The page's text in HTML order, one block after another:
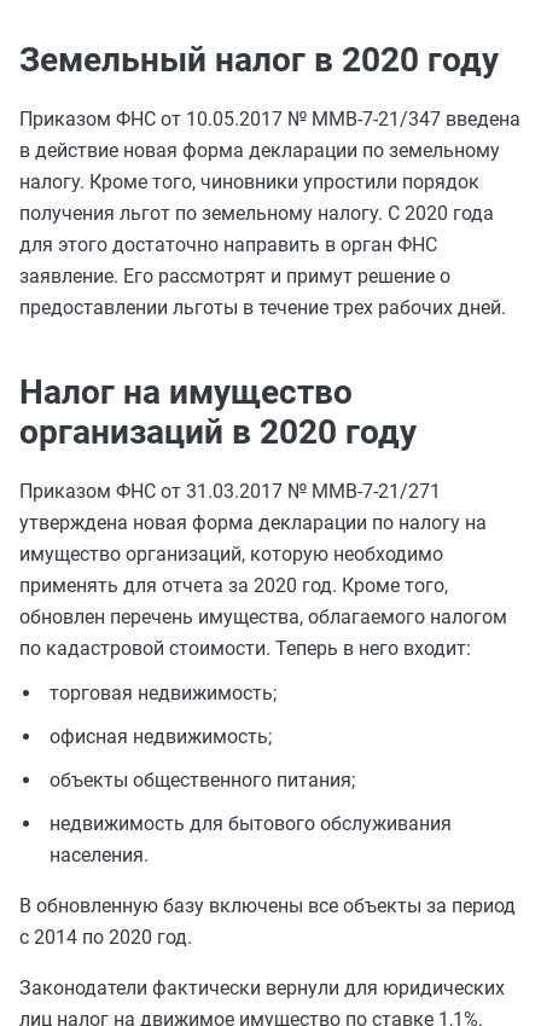
Земельный налог в 2020 году
Приказом ФНС от 10.05.2017 № ММВ-7-21/347 введена
в действие новая форма декларации по земельному
налогу. Кроме того, чиновники упростили порядок
получения льгот по земельному налогу. С 2020 года
для этого достаточно направить в орган ФНС
заявление. Его рассмотрят и примут решение о
предоставлении льготы в течение трех рабочих дней.
Налог на имущество
организаций в 2020 году
Приказом ФНС от 31.03.2017 № ММВ-7-21/271
утверждена новая форма декларации по налогу на
имущество организаций, которую необходимо
применять для отчета за 2020 год. Кроме того,
обновлен перечень имущества, облагаемого налогом
по кадастровой стоимости. Теперь в него входит:
торговая недвижимость;
офисная недвижимость;
объекты общественного питания;
недвижимость для бытового обслуживания
населения.
В обновленную базу включены все объекты за период
с 2014 по 2020 год.
Законодатели фактически вернули для юридических
лиц налог на движимое имущество по ставке 1,1%.